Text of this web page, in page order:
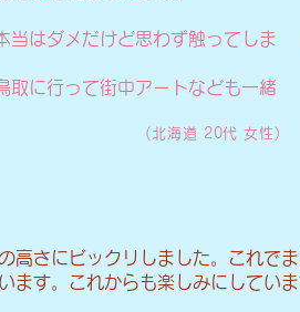
当はダメだけど思わず触ってしま
取に行って街中アートなども一緒
(北海道 20代 女性)
高さにビックリしました。これで
ます。これからも楽しみにしていま